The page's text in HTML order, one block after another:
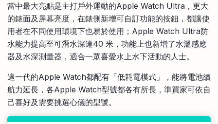
當中最大亮點是主打戶外運動的Apple Watch Ultra，更大
的錶面及屏幕亮度，在錶側新增可自訂功能的按鈕，都讓使
用者在不同使用環境下也易於使用；Apple Watch Ultra防
水能力提高至可潛水深達40 米，功能上也新增了水溫感應
器及水深測量器，適合一眾喜愛水上水下活動的人士。
這一代的Apple Watch都配有「低耗電模式」，能將電池續
航力延長，各Apple Watch型號都各有所長，準買家可依自
己喜好及需要挑選心儀的型號。